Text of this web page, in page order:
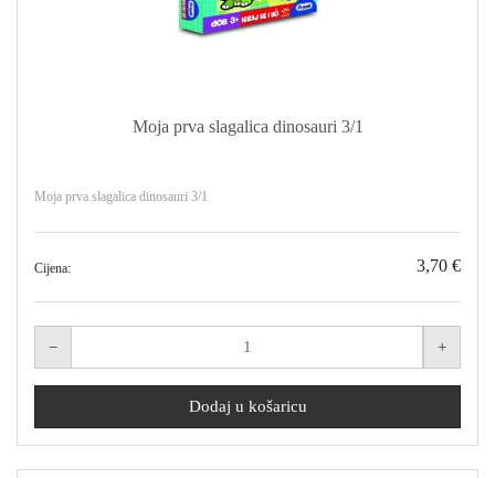
Moja prva slagalica dinosauri 3/1
Moja prva slagalica dinosauri 3/1
Cijena: 3,70 €